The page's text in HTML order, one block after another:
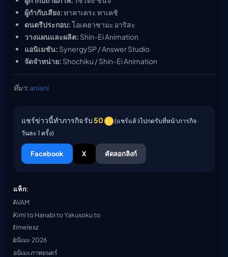
ผู้กำกับเสียง:ทาคาเดระ ทาเคชิ
ดนตรีประกอบ:โอเคฮาซามะ อาริสะ
วางแผนและผลิต: Shin-Ei Animation
แอนิเมชัน: SynergySP / Answer Studio
จัดจำหน่าย: Shochiku / Shin-Ei Animation
ที่มา:aniani
แชร์ข่าวนี้ทำภารกิจ รับ50
(แชร์แล้วไปกดรับที่หน้าภารกิจ ·
วันละ 1 ครั้ง)
Facebook X คัดลอกลิงก์
แท็ก:
AVAM
Kimi to Hanabi to Yakusoku to
timelesz
อนิเมะ 2026
อนิเมะภาพยนตร์